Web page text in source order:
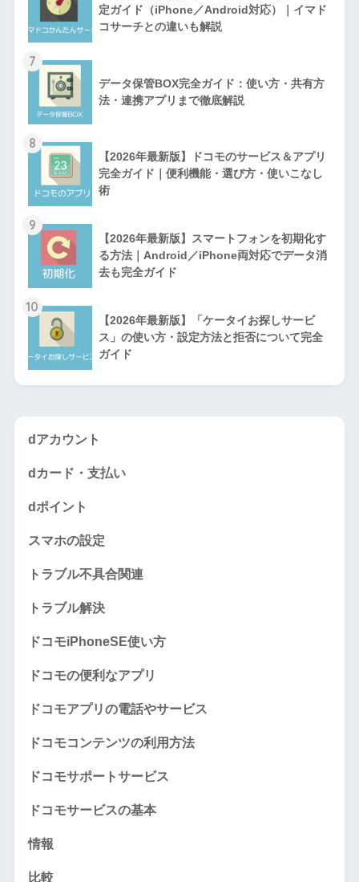
定ガイド（iPhone／Android対応）｜イマド
コサーチとの違いも解説
7
データ保管BOX完全ガイド：使い方・共有方
法・連携アプリまで徹底解説
8
【2026年最新版】ドコモのサービス＆アプリ
完全ガイド｜便利機能・選び方・使いこなし
術
9
【2026年最新版】スマートフォンを初期化す
る方法｜Android／iPhone両対応でデータ消
去も完全ガイド
10
【2026年最新版】「ケータイお探しサービ
ス」の使い方・設定方法と拒否について完全
ガイド
dアカウント
dカード・支払い
dポイント
スマホの設定
トラブル不具合関連
トラブル解決
ドコモiPhoneSE使い方
ドコモの便利なアプリ
ドコモアプリの電話やサービス
ドコモコンテンツの利用方法
ドコモサポートサービス
ドコモサービスの基本
情報
比較